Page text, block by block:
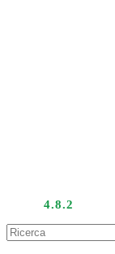
4.8.2